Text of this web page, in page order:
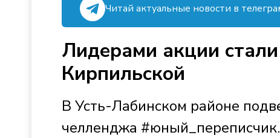
Читай актуальные новости в
Лидерами акции
Кирпильской
В Усть-Лабинском районе
челленджа